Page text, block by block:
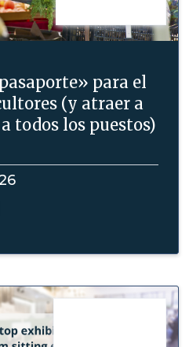
para el
(y atraer a
todos los puestos)